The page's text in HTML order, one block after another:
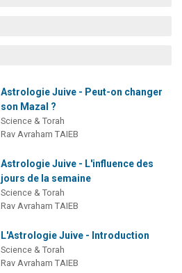
29 personnes viennent de demander une bénédiction
Astrologie Juive - Peut-on changer
son Mazal ?
Science & Torah
Rav Avraham TAIEB
Astrologie Juive - L'influence des
jours de la semaine
Science & Torah
Rav Avraham TAIEB
L'Astrologie Juive - Introduction
Science & Torah
Rav Avraham TAIEB